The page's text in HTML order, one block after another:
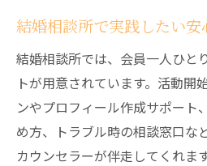
結婚相談所で実践したい
結婚相談所では、会員一人ひと
トが用意されています。活動開
ンやプロフィール作成サポート
め方、トラブル時の相談窓口な
カウンセラーが伴走してくれます